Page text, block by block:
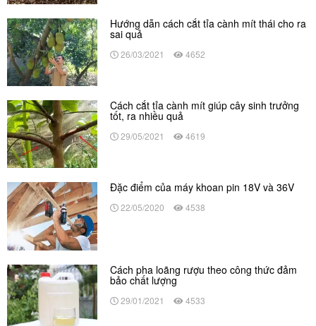
Hướng dẫn cách cắt tỉa cành mít thái cho ra
sai quả
26/03/2021 4652
Cách cắt tỉa cành mít giúp cây sinh trưởng
tốt, ra nhiều quả
29/05/2021 4619
Đặc điểm của máy khoan pin 18V và 36V
22/05/2020 4538
Cách pha loãng rượu theo công thức đảm
bảo chất lượng
29/01/2021 4533